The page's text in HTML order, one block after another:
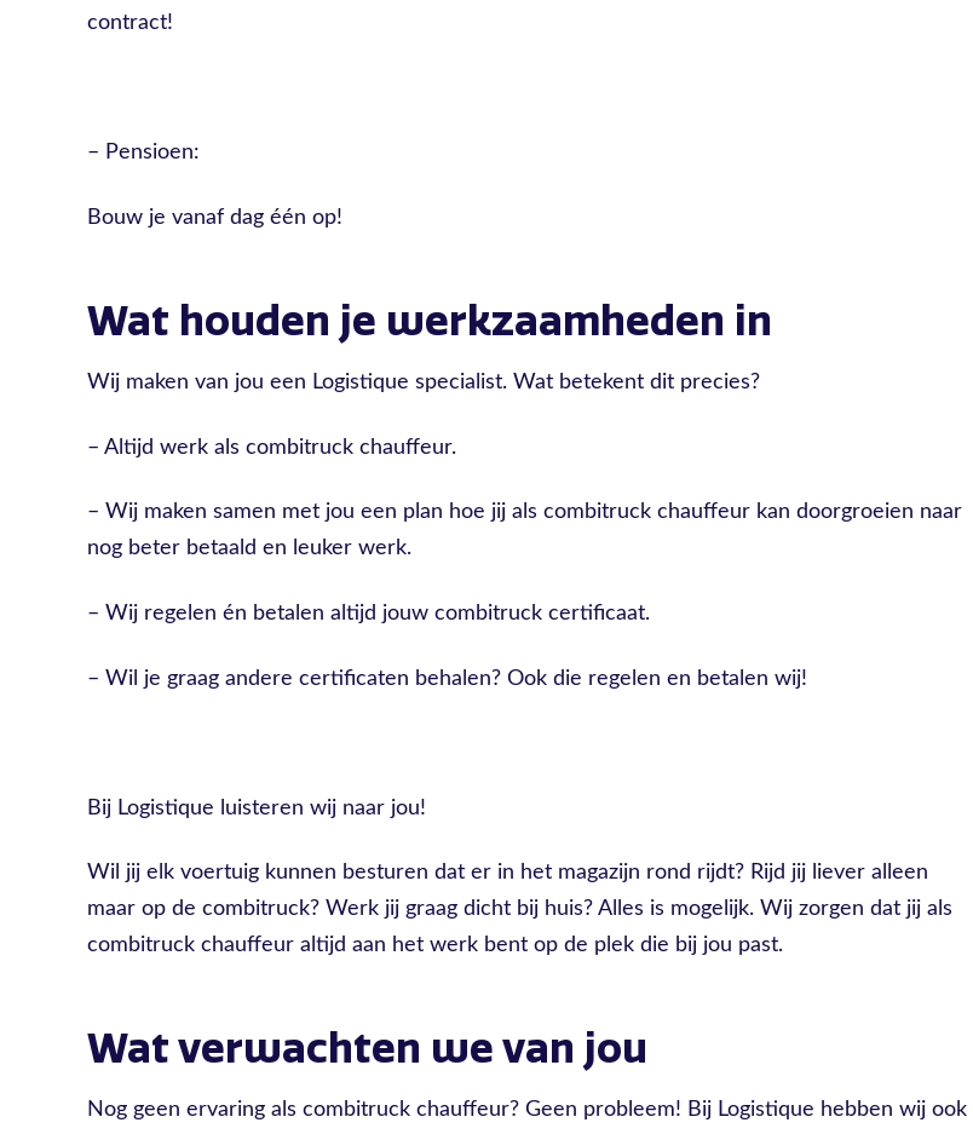
contract!
– Pensioen:
Bouw je vanaf dag één op!
Wat houden je werkzaamheden in
Wij maken van jou een Logistique specialist. Wat betekent dit precies?
– Altijd werk als combitruck chauffeur.
– Wij maken samen met jou een plan hoe jij als combitruck chauffeur kan doorgroeien naar
nog beter betaald en leuker werk.
– Wij regelen én betalen altijd jouw combitruck certificaat.
– Wil je graag andere certificaten behalen? Ook die regelen en betalen wij!
Bij Logistique luisteren wij naar jou!
Wil jij elk voertuig kunnen besturen dat er in het magazijn rond rijdt? Rijd jij liever alleen
maar op de combitruck? Werk jij graag dicht bij huis? Alles is mogelijk. Wij zorgen dat jij als
combitruck chauffeur altijd aan het werk bent op de plek die bij jou past.
Wat verwachten we van jou
Nog geen ervaring als combitruck chauffeur? Geen probleem! Bij Logistique hebben wij ook